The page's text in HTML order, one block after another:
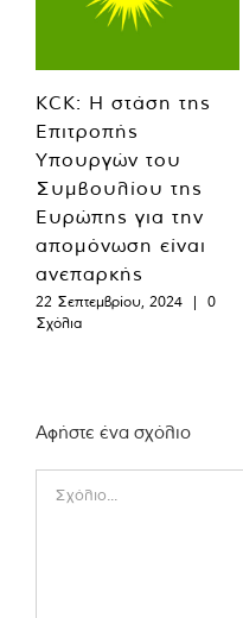
KCK: Η στάση της
Επιτροπής
Υπουργών του
Συμβουλίου της
Ευρώπης για την
απομόνωση είναι
ανεπαρκής
22 Σεπτεμβρίου, 2024 |
0
Σχόλια
Αφήστε ένα σχόλιο